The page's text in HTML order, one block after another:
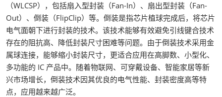
（WLCSP），包括扇入型封装（Fan-In）、扇出型封装（Fan-
Out）、倒装（FlipClip）等。倒装是指芯片植球完成后，将芯片
电气面朝下进行封装的技术。该技术能够有效避免引线键合技术
存在的阻抗高、降低封装尺寸困难等问题。由于倒装技术采用金
属球连接，能够缩小封装尺寸，更适合应用在高脚数、小型化、
多功能的 IC 产品中。随着物联网、可穿戴设备、智能家居等新
兴市场增长，倒装技术因其优良的电气性能、封装密度高等特
点，应用越来越广泛。